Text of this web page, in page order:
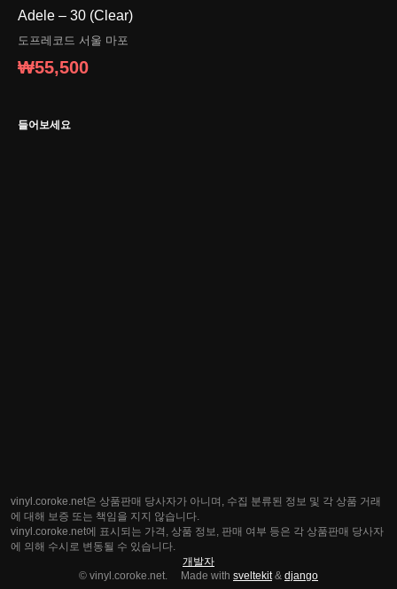
Adele – 30 (Clear)
도프레코드 서울 마포
₩55,500
들어보세요
vinyl.coroke.net은 상품판매 당사자가 아니며, 수집 분류된 정보 및 각 상품 거래
에 대해 보증 또는 책임을 지지 않습니다.
vinyl.coroke.net에 표시되는 가격, 상품 정보, 판매 여부 등은 각 상품판매 당사자
에 의해 수시로 변동될 수 있습니다.
개발자
© vinyl.coroke.net. Made with sveltekit& django